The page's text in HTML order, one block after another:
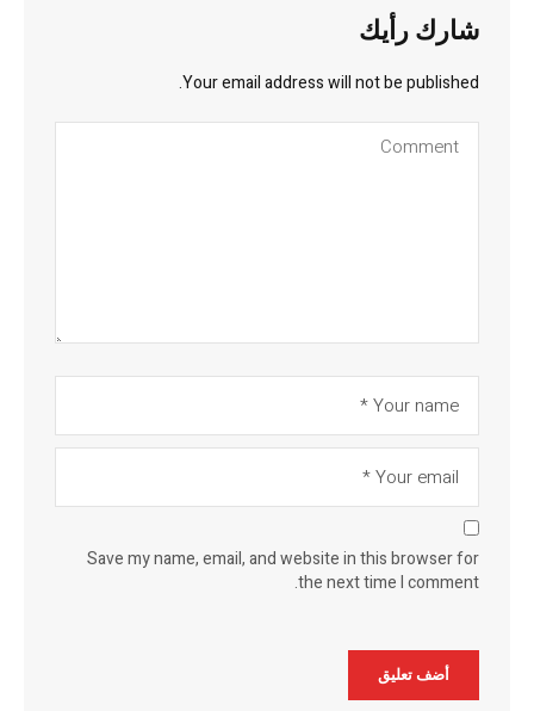
شارك رأيك
Your email address will not be published.
Save my name, email, and website in this browser for
the next time I comment.